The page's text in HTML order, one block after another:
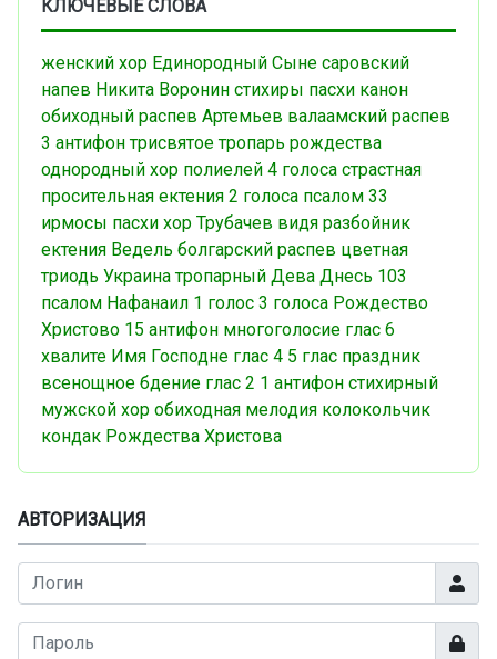
КЛЮЧЕВЫЕ СЛОВА
женский хор Единородный Сыне саровский
напев Никита Воронин стихиры пасхи канон
обиходный распев Артемьев валаамский распев
3 антифон трисвятое тропарь рождества
однородный хор полиелей 4 голоса страстная
просительная ектения 2 голоса псалом 33
ирмосы пасхи хор Трубачев видя разбойник
ектения Ведель болгарский распев цветная
триодь Украина тропарный Дева Днесь 103
псалом Нафанаил 1 голос 3 голоса Рождество
Христово 15 антифон многоголосие глас 6
хвалите Имя Господне глас 4 5 глас праздник
всенощное бдение глас 2 1 антифон стихирный
мужской хор обиходная мелодия колокольчик
кондак Рождества Христова
АВТОРИЗАЦИЯ
Логин